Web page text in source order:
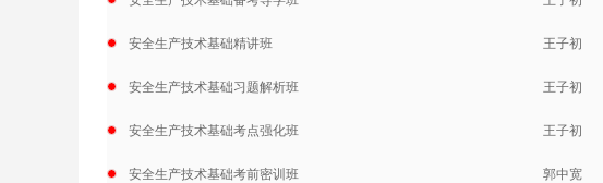
安全生产技术基础精讲班 王子初
安全生产技术基础习题解析班 王子初
安全生产技术基础考点强化班 王子初
安全生产技术基础考前密训班 郭中宽